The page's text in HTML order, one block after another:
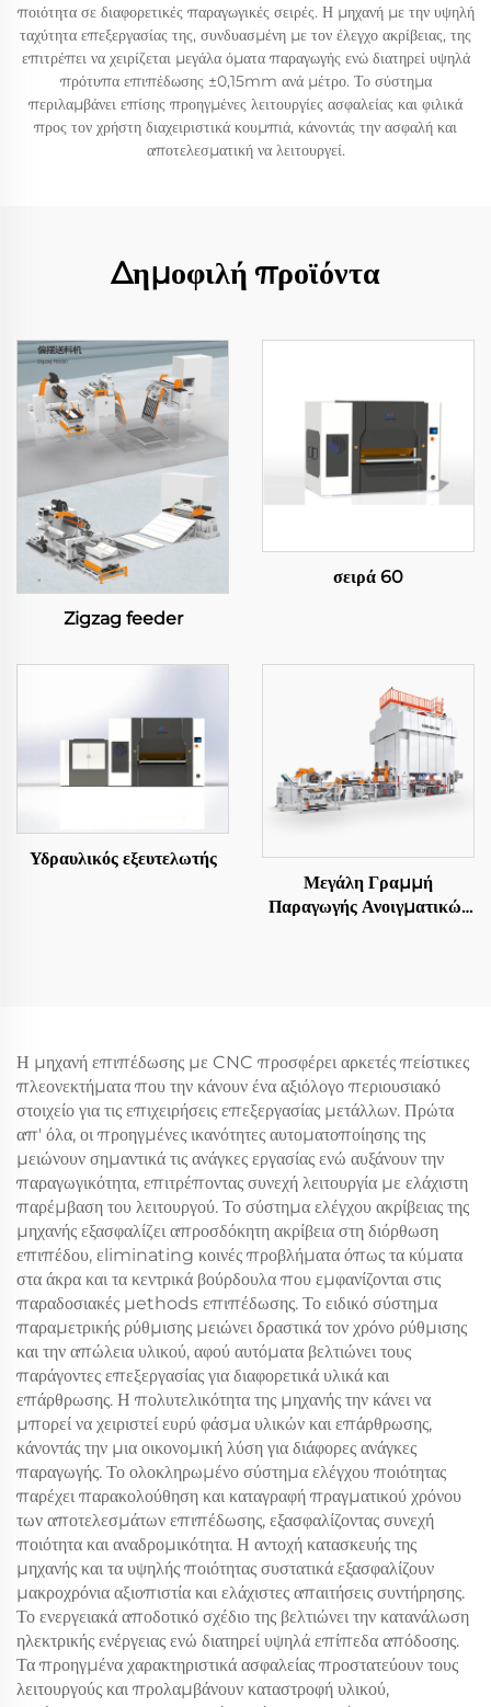
ποιότητα σε διαφορετικές παραγωγικές σειρές. Η μηχανή με την υψηλή
ταχύτητα επεξεργασίας της, συνδυασμένη με τον έλεγχο ακρίβειας, της
επιτρέπει να χειρίζεται μεγάλα όματα παραγωγής ενώ διατηρεί υψηλά
πρότυπα επιπέδωσης ±0,15mm ανά μέτρο. Το σύστημα
περιλαμβάνει επίσης προηγμένες λειτουργίες ασφαλείας και φιλικά
προς τον χρήστη διαχειριστικά κουμπιά, κάνοντάς την ασφαλή και
αποτελεσματική να λειτουργεί.
Δημοφιλή προϊόντα
Zigzag feeder
σειρά 60
Υδραυλικός εξευτελωτής
Μεγάλη Γραμμή
Παραγωγής Ανοιγματικών
Η μηχανή επιπέδωσης με CNC προσφέρει αρκετές πείστικες
πλεονεκτήματα που την κάνουν ένα αξιόλογο περιουσιακό
στοιχείο για τις επιχειρήσεις επεξεργασίας μετάλλων. Πρώτα
απ' όλα, οι προηγμένες ικανότητες αυτοματοποίησης της
μειώνουν σημαντικά τις ανάγκες εργασίας ενώ αυξάνουν την
παραγωγικότητα, επιτρέποντας συνεχή λειτουργία με ελάχιστη
παρέμβαση του λειτουργού. Το σύστημα ελέγχου ακρίβειας της
μηχανής εξασφαλίζει απροσδόκητη ακρίβεια στη διόρθωση
επιπέδου, εliminating κοινές προβλήματα όπως τα κύματα
στα άκρα και τα κεντρικά βούρδουλα που εμφανίζονται στις
παραδοσιακές μethods επιπέδωσης. Το ειδικό σύστημα
παραμετρικής ρύθμισης μειώνει δραστικά τον χρόνο ρύθμισης
και την απώλεια υλικού, αφού αυτόματα βελτιώνει τους
παράγοντες επεξεργασίας για διαφορετικά υλικά και
επάρθρωσης. Η πολυτελικότητα της μηχανής την κάνει να
μπορεί να χειριστεί ευρύ φάσμα υλικών και επάρθρωσης,
κάνοντάς την μια οικονομική λύση για διάφορες ανάγκες
παραγωγής. Το ολοκληρωμένο σύστημα ελέγχου ποιότητας
παρέχει παρακολούθηση και καταγραφή πραγματικού χρόνου
των αποτελεσμάτων επιπέδωσης, εξασφαλίζοντας συνεχή
ποιότητα και αναδρομικότητα. Η αντοχή κατασκευής της
μηχανής και τα υψηλής ποιότητας συστατικά εξασφαλίζουν
μακροχρόνια αξιοπιστία και ελάχιστες απαιτήσεις συντήρησης.
Το ενεργειακά αποδοτικό σχέδιο της βελτιώνει την κατανάλωση
ηλεκτρικής ενέργειας ενώ διατηρεί υψηλά επίπεδα απόδοσης.
Τα προηγμένα χαρακτηριστικά ασφαλείας προστατεύουν τους
λειτουργούς και προλαμβάνουν καταστροφή υλικού,